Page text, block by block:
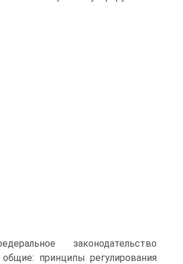
законодательство
общие: принципы регулирования